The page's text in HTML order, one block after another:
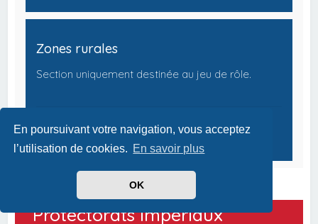
En poursuivant votre navigation, vous acceptez
l’utilisation de cookies. En savoir plus
OK
Zones rurales
Section uniquement destinée au jeu de rôle.
Sujets Messages
Protectorats Impériaux